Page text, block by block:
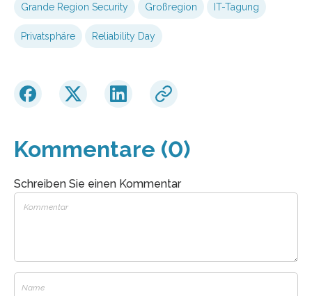
Grande Region Security Großregion IT-Tagung
Privatsphäre Reliability Day
Kommentare (0)
Schreiben Sie einen Kommentar